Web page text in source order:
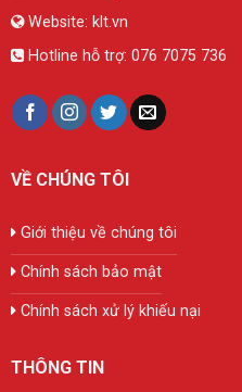
Website: klt.vn
Hotline hỗ trợ: 076 7075 736
VỀ CHÚNG TÔI
Giới thiệu về chúng tôi
Chính sách bảo mật
Chính sách xử lý khiếu nại
THÔNG TIN